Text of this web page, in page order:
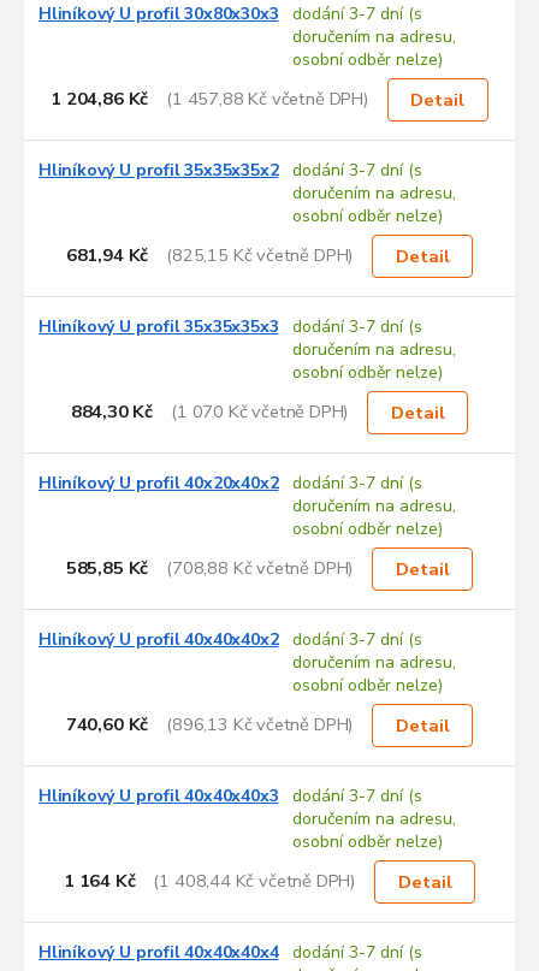
Hliníkový U profil 30x80x30x3
dodání 3-7 dní (s
doručením na adresu,
osobní odběr nelze)
1 204,86 Kč (1 457,88 Kč včetně DPH) Detail
Hliníkový U profil 35x35x35x2
dodání 3-7 dní (s
doručením na adresu,
osobní odběr nelze)
681,94 Kč (825,15 Kč včetně DPH) Detail
Hliníkový U profil 35x35x35x3
dodání 3-7 dní (s
doručením na adresu,
osobní odběr nelze)
884,30 Kč (1 070 Kč včetně DPH) Detail
Hliníkový U profil 40x20x40x2
dodání 3-7 dní (s
doručením na adresu,
osobní odběr nelze)
585,85 Kč (708,88 Kč včetně DPH) Detail
Hliníkový U profil 40x40x40x2
dodání 3-7 dní (s
doručením na adresu,
osobní odběr nelze)
740,60 Kč (896,13 Kč včetně DPH) Detail
Hliníkový U profil 40x40x40x3
dodání 3-7 dní (s
doručením na adresu,
osobní odběr nelze)
1 164 Kč (1 408,44 Kč včetně DPH) Detail
Hliníkový U profil 40x40x40x4
dodání 3-7 dní (s